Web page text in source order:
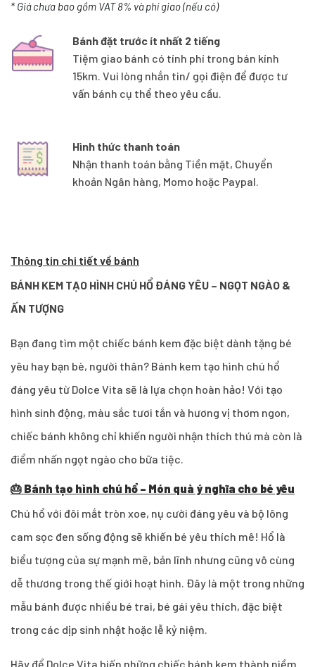
* Giá chưa bao gồm VAT 8% và phí giao (nếu có)
Bánh đặt trước ít nhất 2 tiếng
Tiệm giao bánh có tính phí trong bán kính
15km. Vui lòng nhắn tin/ gọi điện để được tư
vấn bánh cụ thể theo yêu cầu.
Hình thức thanh toán
Nhận thanh toán bằng Tiền mặt, Chuyển
khoản Ngân hàng, Momo hoặc Paypal.
Thông tin chi tiết về bánh
BÁNH KEM TẠO HÌNH CHÚ HỔ ĐÁNG YÊU – NGỌT NGÀO &
ẤN TƯỢNG
Bạn đang tìm một chiếc bánh kem đặc biệt dành tặng bé
yêu hay bạn bè, người thân? Bánh kem tạo hình chú hổ
đáng yêu từ Dolce Vita sẽ là lựa chọn hoàn hảo! Với tạo
hình sinh động, màu sắc tươi tắn và hương vị thơm ngon,
chiếc bánh không chỉ khiến người nhận thích thú mà còn là
điểm nhấn ngọt ngào cho bữa tiệc.
🎂 Bánh tạo hình chú hổ – Món quà ý nghĩa cho bé yêu
Chú hổ với đôi mắt tròn xoe, nụ cười đáng yêu và bộ lông
cam sọc đen sống động sẽ khiến bé yêu thích mê! Hổ là
biểu tượng của sự mạnh mẽ, bản lĩnh nhưng cũng vô cùng
dễ thương trong thế giới hoạt hình. Đây là một trong những
mẫu bánh được nhiều bé trai, bé gái yêu thích, đặc biệt
trong các dịp sinh nhật hoặc lễ kỷ niệm.
Hãy để Dolce Vita biến những chiếc bánh kem thành niềm